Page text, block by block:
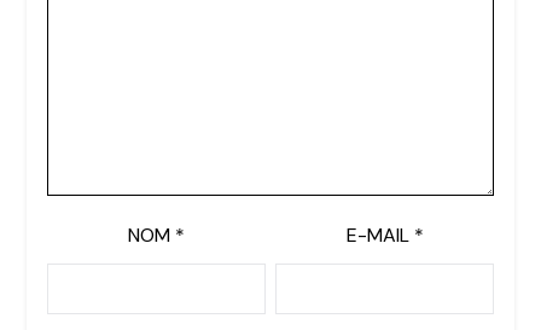
NOM * E-MAIL *